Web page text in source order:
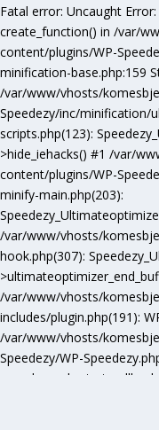
Fatal error: Uncaught
create_function() in /var/
content/plugins/WP-
minification-base.php:159
/var/www/vhosts/
Speedezy/inc/minification/
scripts.php(123):
>hide_iehacks() #1 /var/
content/plugins/WP-
minify-main.php(203):
/var/www/vhosts/
hook.php(307):
/var/www/vhosts/
includes/plugin.php(191):
/var/www/vhosts/
Speedezy/WP-